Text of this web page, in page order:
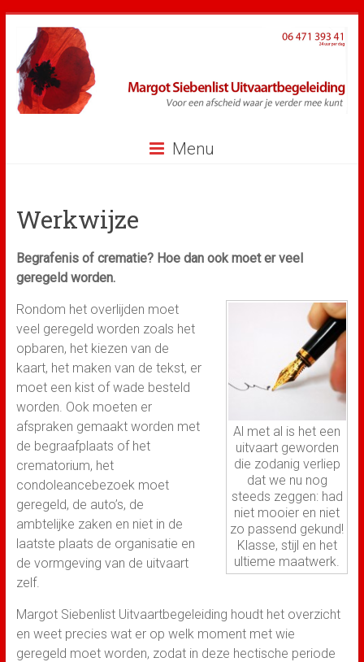
inhoud
Menu
Werkwijze
Begrafenis of crematie? Hoe dan ook moet er veel
geregeld worden.
Al met al is het een
uitvaart geworden
die zodanig verliep
dat we nu nog
steeds zeggen: had
niet mooier en niet
zo passend gekund!
Klasse, stijl en het
ultieme maatwerk.
Rondom het overlijden moet
veel geregeld worden zoals het
opbaren, het kiezen van de
kaart, het maken van de tekst, er
moet een kist of wade besteld
worden. Ook moeten er
afspraken gemaakt worden met
de begraafplaats of het
crematorium, het
condoleancebezoek moet
geregeld, de auto’s, de
ambtelijke zaken en niet in de
laatste plaats de organisatie en
de vormgeving van de uitvaart
zelf.
Margot Siebenlist Uitvaartbegeleiding houdt het overzicht
en weet precies wat er op welk moment met wie
geregeld moet worden, zodat in deze hectische periode